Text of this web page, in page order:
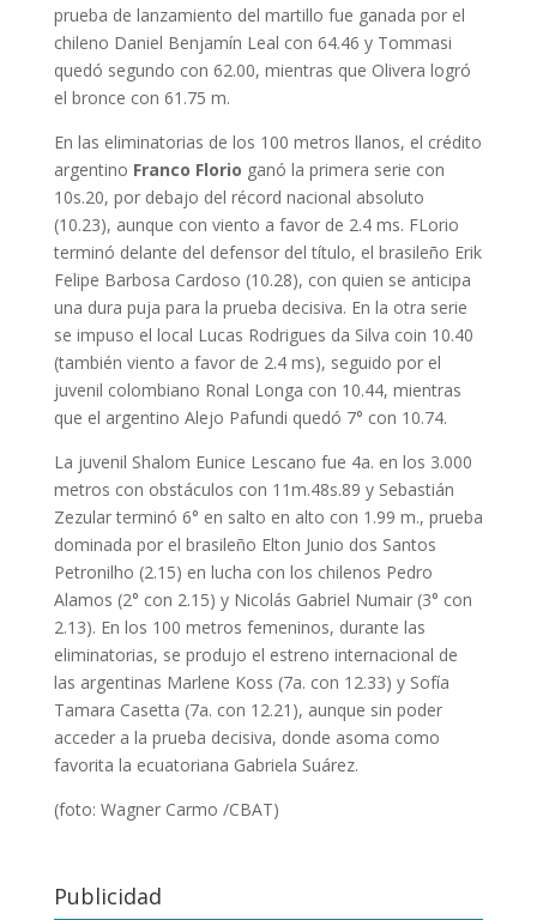
prueba de lanzamiento del martillo fue ganada por el
chileno Daniel Benjamín Leal con 64.46 y Tommasi
quedó segundo con 62.00, mientras que Olivera logró
el bronce con 61.75 m.
En las eliminatorias de los 100 metros llanos, el crédito
argentino Franco Florio ganó la primera serie con
10s.20, por debajo del récord nacional absoluto
(10.23), aunque con viento a favor de 2.4 ms. FLorio
terminó delante del defensor del título, el brasileño Erik
Felipe Barbosa Cardoso (10.28), con quien se anticipa
una dura puja para la prueba decisiva. En la otra serie
se impuso el local Lucas Rodrigues da Silva coin 10.40
(también viento a favor de 2.4 ms), seguido por el
juvenil colombiano Ronal Longa con 10.44, mientras
que el argentino Alejo Pafundi quedó 7° con 10.74.
La juvenil Shalom Eunice Lescano fue 4a. en los 3.000
metros con obstáculos con 11m.48s.89 y Sebastián
Zezular terminó 6° en salto en alto con 1.99 m., prueba
dominada por el brasileño Elton Junio dos Santos
Petronilho (2.15) en lucha con los chilenos Pedro
Alamos (2° con 2.15) y Nicolás Gabriel Numair (3° con
2.13). En los 100 metros femeninos, durante las
eliminatorias, se produjo el estreno internacional de
las argentinas Marlene Koss (7a. con 12.33) y Sofía
Tamara Casetta (7a. con 12.21), aunque sin poder
acceder a la prueba decisiva, donde asoma como
favorita la ecuatoriana Gabriela Suárez.
(foto: Wagner Carmo /CBAT)
Publicidad